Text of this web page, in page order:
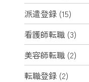
派遣登録 (15)
看護師転職(3)
美容師転職(2)
転職登録 (2)